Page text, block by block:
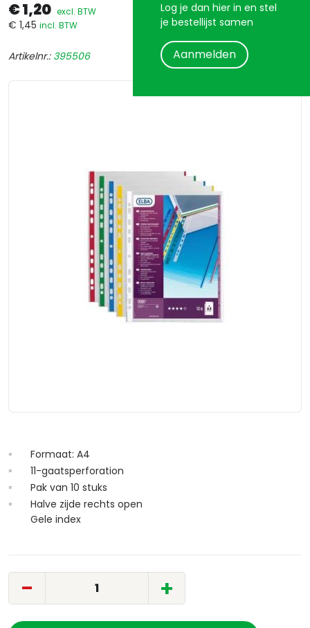
Log je dan hier in en stel
je bestellijst samen
Aanmelden
€ 1,20 excl. BTW
€ 1,45 incl. BTW
Artikelnr.: 395506
Formaat: A4
11-gaatsperforation
Pak van 10 stuks
Halve zijde rechts open
Gele index
- +